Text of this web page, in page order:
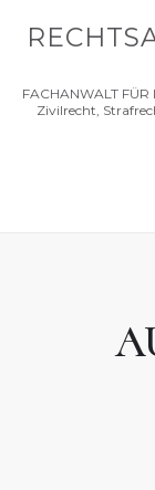
FACHANWALT FÜR
Zivilrecht,